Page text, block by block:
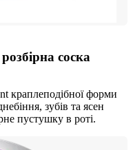
соска
краплеподібної форми
зубів та ясен
пустушку в роті.